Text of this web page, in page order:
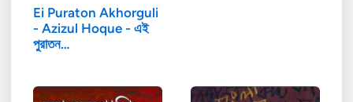
Ei Puraton Akhorguli
- Azizul Hoque - এই
পুরাতন…